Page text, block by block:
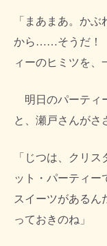
「まあまあ。か
から……そうだ！
ィーのヒミツを、
明日のパーティ
と、瀬戸さんがさ
「じつは、クリ
ット・パーティ
スイーツがあるん
っておきのね」